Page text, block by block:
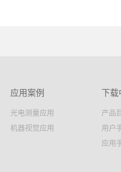
精度保障，是长距离测量应用
如选择LF65找像器可为长距离
而选用MP40直角转像镜则可以
测量。产品特性■ 0.1角秒测量
应用案例
光电测量应用
机器视觉应用
下
产品
用户
应用